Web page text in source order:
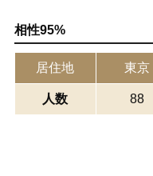
相性95%
居住地 東京
人数 88